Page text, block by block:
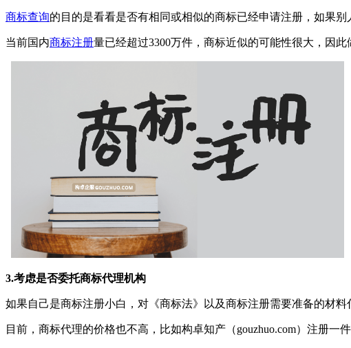
商标查询的目的是看看是否有相同或相似的商标已经申请注册，如果
当前国内商标注册量已经超过3300万件，商标近似的可能性很大，因此
3.考虑是否委托商标代理机构
如果自己是商标注册小白，对《商标法》以及商标注册需要准备的材
目前，商标代理的价格也不高，比如构卓知产（gouzhuo.com）注册一件